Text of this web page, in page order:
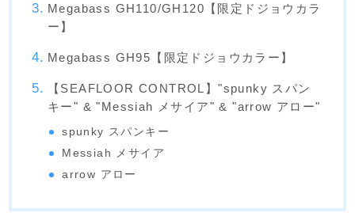
Megabass GH110/GH120【限定ドジョウカラ
ー】
Megabass GH95【限定ドジョウカラー】
【SEAFLOOR CONTROL】"spunky スパン
キー" & "Messiah メサイア" & "arrow アロー"
spunky スパンキー
Messiah メサイア
arrow アロー